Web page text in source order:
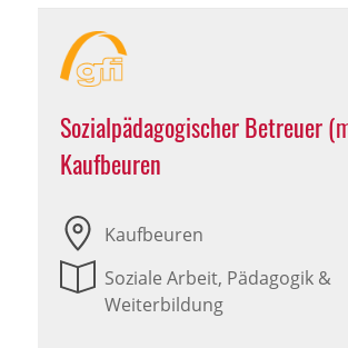
Sozialpädagogischer Betreuer
Kaufbeuren
Kaufbeuren
Soziale Arbeit, Pädagogik &
Weiterbildung